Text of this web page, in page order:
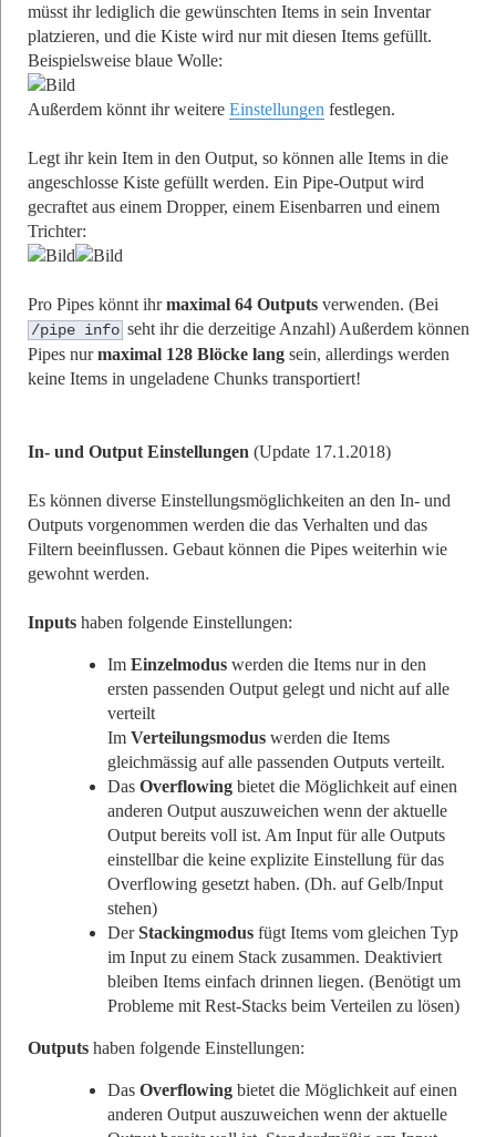
müsst ihr lediglich die gewünschten Items in sein Inventar
platzieren, und die Kiste wird nur mit diesen Items gefüllt.
Beispielsweise blaue Wolle:
Außerdem könnt ihr weitere Einstellungen festlegen.
Legt ihr kein Item in den Output, so können alle Items in die
angeschlosse Kiste gefüllt werden. Ein Pipe-Output wird
gecraftet aus einem Dropper, einem Eisenbarren und einem
Trichter:
Pro Pipes könnt ihrmaximal 64 Outputs verwenden. (Bei
/pipe info seht ihr die derzeitige Anzahl) Außerdem können
Pipes nurmaximal 128 Blöcke lang sein, allerdings werden
keine Items in ungeladene Chunks transportiert!
In- und Output Einstellungen (Update 17.1.2018)
Es können diverse Einstellungsmöglichkeiten an den In- und
Outputs vorgenommen werden die das Verhalten und das
Filtern beeinflussen. Gebaut können die Pipes weiterhin wie
gewohnt werden.
Inputs haben folgende Einstellungen:
Im Einzelmodus werden die Items nur in den
ersten passenden Output gelegt und nicht auf alle
verteilt
Im Verteilungsmodus werden die Items
gleichmässig auf alle passenden Outputs verteilt.
Das Overflowing bietet die Möglichkeit auf einen
anderen Output auszuweichen wenn der aktuelle
Output bereits voll ist. Am Input für alle Outputs
einstellbar die keine explizite Einstellung für das
Overflowing gesetzt haben. (Dh. auf Gelb/Input
stehen)
DerStackingmodus fügt Items vom gleichen Typ
im Input zu einem Stack zusammen. Deaktiviert
bleiben Items einfach drinnen liegen. (Benötigt um
Probleme mit Rest-Stacks beim Verteilen zu lösen)
Outputs haben folgende Einstellungen:
Das Overflowing bietet die Möglichkeit auf einen
anderen Output auszuweichen wenn der aktuelle